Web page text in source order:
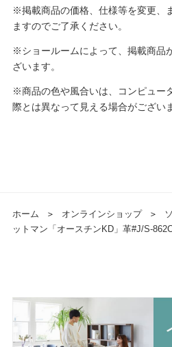
※掲載商品の価格、仕様等を変更、
ますのでご了承ください。
※ショールームによって、掲載商品
ざいます。
※商品の色や風合いは、コンピュー
際とは異なって見える場合がござい
ホーム ＞ オンラインショップ ＞
ットマン「オースチンKD」革#J/S-